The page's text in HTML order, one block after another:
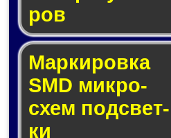
ров
Маркировка
SMD мик­ро­
схем под­свет­
ки